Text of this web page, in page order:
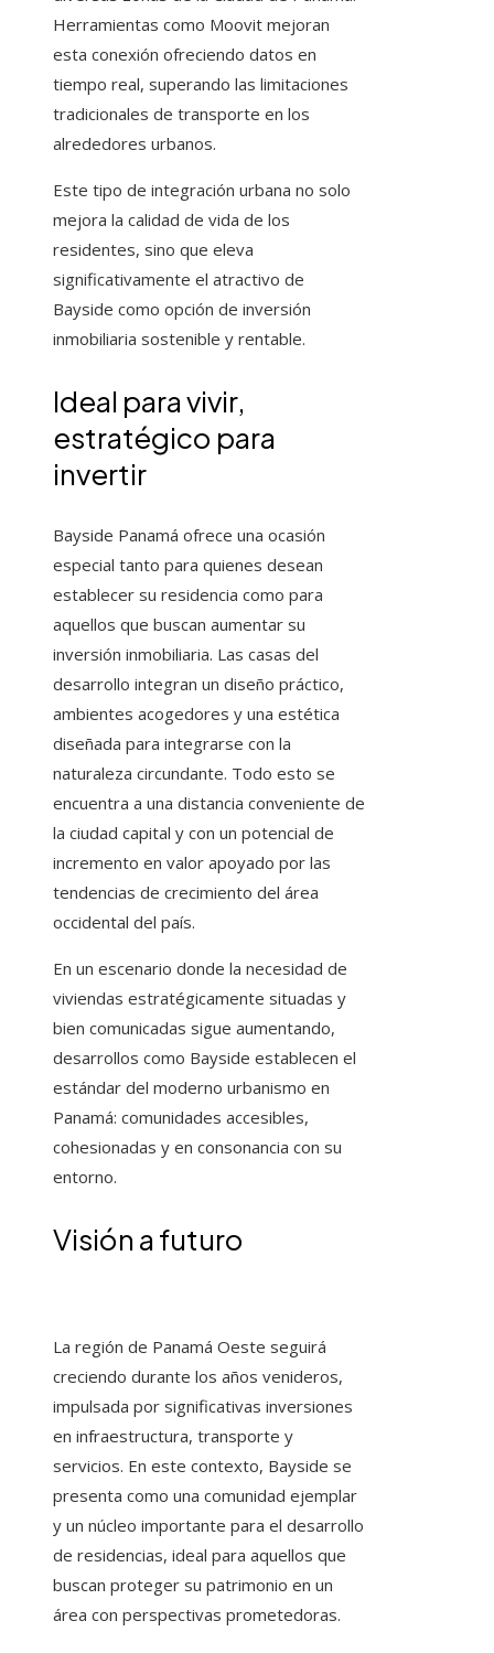
Herramientas como Moovit mejoran
esta conexión ofreciendo datos en
tiempo real, superando las limitaciones
tradicionales de transporte en los
alrededores urbanos.
Este tipo de integración urbana no solo
mejora la calidad de vida de los
residentes, sino que eleva
significativamente el atractivo de
Bayside como opción de inversión
inmobiliaria sostenible y rentable.
Ideal para vivir,
estratégico para
invertir
Bayside Panamá ofrece una ocasión
especial tanto para quienes desean
establecer su residencia como para
aquellos que buscan aumentar su
inversión inmobiliaria. Las casas del
desarrollo integran un diseño práctico,
ambientes acogedores y una estética
diseñada para integrarse con la
naturaleza circundante. Todo esto se
encuentra a una distancia conveniente de
la ciudad capital y con un potencial de
incremento en valor apoyado por las
tendencias de crecimiento del área
occidental del país.
En un escenario donde la necesidad de
viviendas estratégicamente situadas y
bien comunicadas sigue aumentando,
desarrollos como Bayside establecen el
estándar del moderno urbanismo en
Panamá: comunidades accesibles,
cohesionadas y en consonancia con su
entorno.
Visión a futuro
La región de Panamá Oeste seguirá
creciendo durante los años venideros,
impulsada por significativas inversiones
en infraestructura, transporte y
servicios. En este contexto, Bayside se
presenta como una comunidad ejemplar
y un núcleo importante para el desarrollo
de residencias, ideal para aquellos que
buscan proteger su patrimonio en un
área con perspectivas prometedoras.